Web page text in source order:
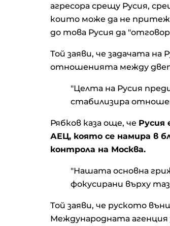
агресора срещу Русия,
които може да не
до това Русия да
Той заяви, че задачата
отношенията между
"Целта на Русия
стабилизира
Рябков каза още, че Русия
АЕЦ, която се намира в
контрола на Москва.
"Нашата основна
фокусирани върху
Той заяви, че руското
Международната